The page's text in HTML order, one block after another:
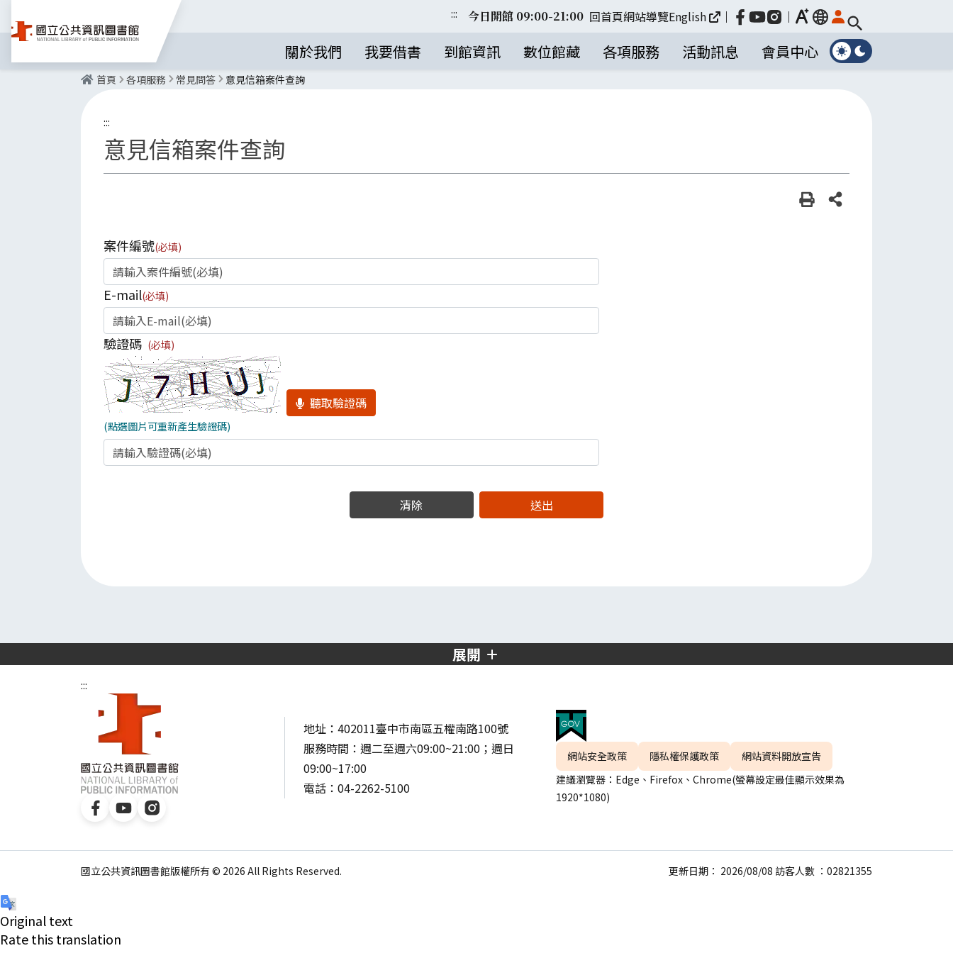
::: 今日開館 09:00-21:00 回首頁網站導覽English ｜ ｜ 放大
language
關於我們 我要借書 到館資訊 數位館藏 各項服務 活動訊息 會員中心
首頁 各項服務 常見問答 意見信箱案件查詢
:::
意見信箱案件查詢
列印 分享
案件編號(必填)
E-mail(必填)
驗證碼 (必填)
(點選圖片可重新產生驗證碼)
聽取驗證碼
清除 送出
展開
:::
地址：402011臺中市南區五權南路100號
服務時間：週二至週六09:00~21:00；週日
09:00~17:00
電話：04-2262-5100
網站安全政策 隱私權保護政策
網站資料開放宣告
建議瀏覽器：Edge、Firefox、Chrome(螢幕設定最佳顯示效果為
1920*1080)
國立公共資訊圖書館版權所有 © 2026 All Rights Reserved. 更新日期： 2026/08/08 訪客人數 ：02821355
Original text
Rate this translation